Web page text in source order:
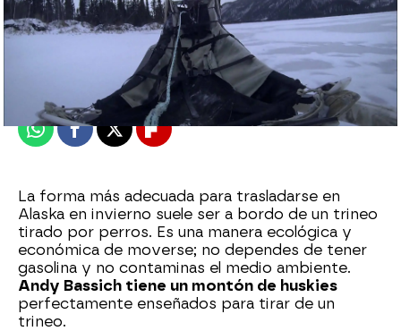
mega
21 de marzo de 2024, 18:32
WhatsappFacebook
X Flipboard
La forma más adecuada para trasladarse en
Alaska en invierno suele ser a bordo de un trineo
tirado por perros. Es una manera ecológica y
económica de moverse; no dependes de tener
gasolina y no contaminas el medio ambiente.
Andy Bassich tiene un montón de huskies
perfectamente enseñados para tirar de un
trineo.